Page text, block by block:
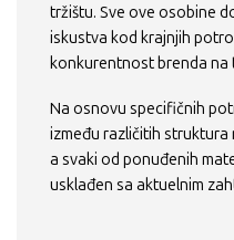
tržištu. Sve ove osobine
iskustva kod krajnjih
konkurentnost brenda na
Na osnovu specifičnih
između različitih
a svaki od ponuđenih
usklađen sa aktuelnim